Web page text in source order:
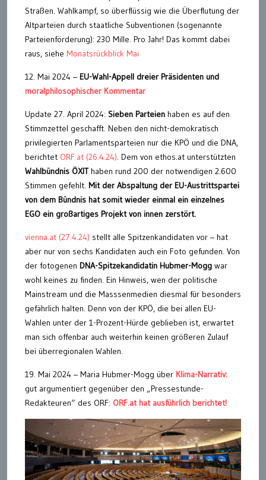
Straßen. Wahlkampf, so überflüssig wie die Überflutung der
Altparteien durch staatliche Subventionen (sogenannte
Parteienförderung): 230 Mille. Pro Jahr! Das kommt dabei
raus, siehe Monatsrückblick Mai
12. Mai 2024 – EU-Wahl-Appell dreier Präsidenten und
moralphilosophischer Kommentar
Update 27. April 2024: Sieben Parteien haben es auf den
Stimmzettel geschafft. Neben den nicht-demokratisch
privilegierten Parlamentsparteien nur die KPÖ und die DNA,
berichtet ORF.at (26.4.24). Dem von ethos.at unterstützten
Wahlbündnis ÖXIThaben rund 200 der notwendigen 2.600
Stimmen gefehlt. Mit der Abspaltung der EU-Austrittspartei
von dem Bündnis hat somit wieder einmal ein einzelnes
EGO ein großartiges Projekt von innen zerstört.
vienna.at (27.4.24) stellt alle Spitzenkandidaten vor – hat
aber nur von sechs Kandidaten auch ein Foto gefunden. Von
der fotogenen DNA-Spitzekandidatin Hubmer-Mogg war
wohl keines zu finden. Ein Hinweis, wen der politische
Mainstream und die Masssenmedien diesmal für besonders
gefährlich halten. Denn von der KPÖ, die bei allen EU-
Wahlen unter der 1-Prozent-Hürde geblieben ist, erwartet
man sich offenbar auch weiterhin keinen größeren Zulauf
bei überregionalen Wahlen.
19. Mai 2024 – Maria Hubmer-Mogg über Klima-Narrativ:
gut argumentiert gegenüber den „Pressestunde-
Redakteuren“ des ORF: ORF.at hat ausführlich berichtet!